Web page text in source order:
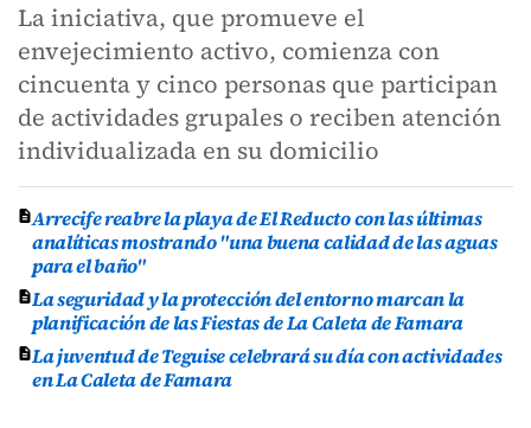
La iniciativa, que promueve el
envejecimiento activo, comienza con
cincuenta y cinco personas que participan
de actividades grupales o reciben atención
individualizada en su domicilio
Arrecife reabre la playa de El Reducto con las últimas
analíticas mostrando "una buena calidad de las aguas
para el baño"
La seguridad y la protección del entorno marcan la
planificación de las Fiestas de La Caleta de Famara
La juventud de Teguise celebrará su día con actividades
en La Caleta de Famara